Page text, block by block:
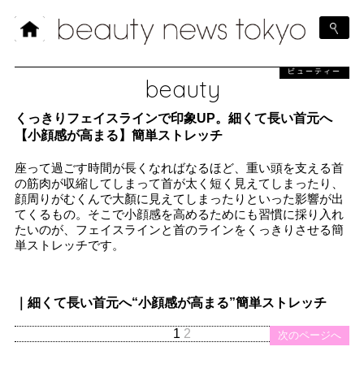
beauty
ビューティー
くっきりフェイスラインで印象UP。細くて長い首元へ
【小顔感が高まる】簡単ストレッチ
座って過ごす時間が長くなればなるほど、重い頭を支える首
の筋肉が収縮してしまって首が太く短く見えてしまったり、
顔周りがむくんで大顏に見えてしまったりといった影響が出
てくるもの。そこで小顔感を高めるためにも習慣に採り入れ
たいのが、フェイスラインと首のラインをくっきりさせる簡
単ストレッチです。
｜細くて長い首元へ“小顔感が高まる”簡単ストレッチ
次のページへ
1 2